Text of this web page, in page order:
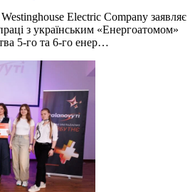
Electric Company заявляє
з українським «Енергоатомом»
5-го та 6-го енер…